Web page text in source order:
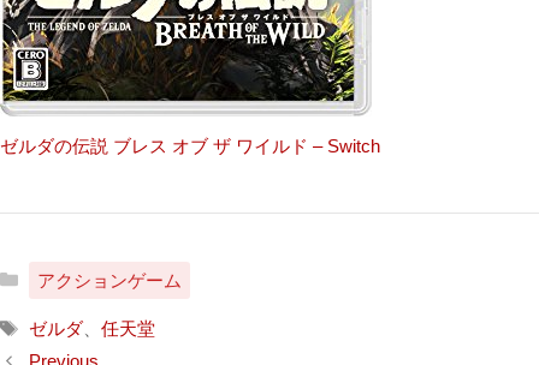
ゼルダの伝説 ブレス オブ ザ ワイルド – Switch
カ
ゴ
リ
アクションゲーム
タ
グ
ゼルダ、 任天堂